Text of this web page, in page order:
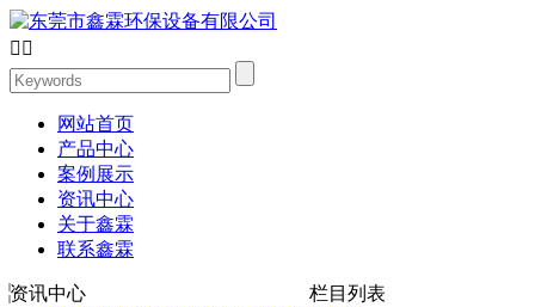
 
网站首页
产品中心
案例展示
资讯中心
关于鑫霖
联系鑫霖
资讯中心 栏目列表